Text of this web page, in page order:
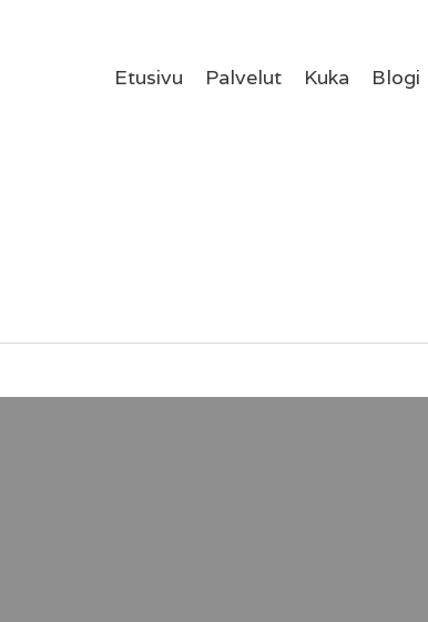
Etusivu Palvelut Kuka Blogi